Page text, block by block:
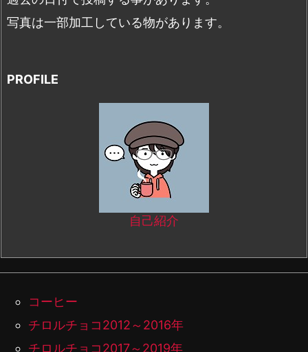
写真は一部加工している物があります。
PROFILE
自己紹介
コーヒー
チロルチョコ2012～2016年
チロルチョコ2017～2019年